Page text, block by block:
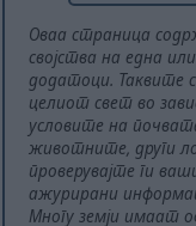
Оваа страница
својства на една
додатоци. Таквите
целиот свет во
условите на
животните, други
проверувајте ги
ажурирани
Многу земји имаат